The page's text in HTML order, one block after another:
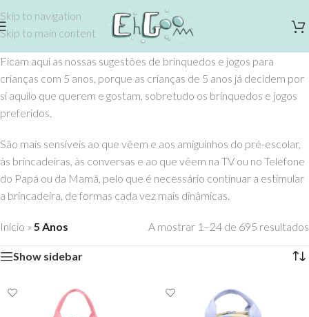
Skip to navigation
Skip to main content
Ficam aqui as nossas sugestões de brinquedos e jogos para
crianças com 5 anos, porque as crianças de 5 anos já decidem por
si aquilo que querem e gostam, sobretudo os brinquedos e jogos
preferidos.
São mais sensíveis ao que vêem e aos amiguinhos do pré-escolar,
às brincadeiras, às conversas e ao que vêem na TV ou no Telefone
do Papá ou da Mamã, pelo que é necessário continuar a estimular
a brincadeira, de formas cada vez mais dinâmicas.
Início » 5 Anos A mostrar 1–24 de 695 resultados
Show sidebar